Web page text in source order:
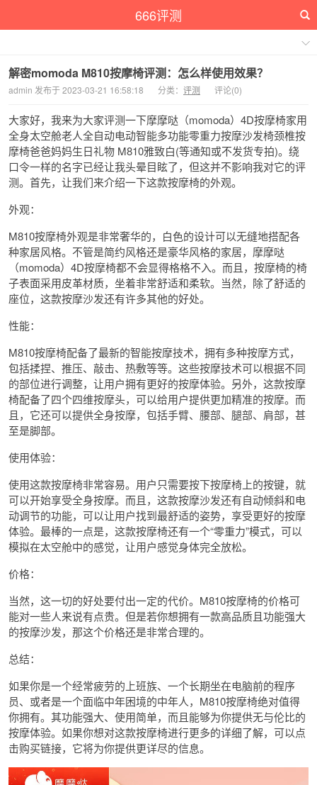
666评测
解密momoda M810按摩椅评测：怎么样使用效果？
admin 发布于 2023-03-21 16:58:18 分类： 评测 评论(0)
大家好，我来为大家评测一下摩摩哒（momoda）4D按摩椅家用
全身太空舱老人全自动电动智能多功能零重力按摩沙发椅颈椎按
摩椅爸爸妈妈生日礼物 M810雅致白(等通知或不发货专拍)。绕
口令一样的名字已经让我头晕目眩了，但这并不影响我对它的评
测。首先，让我们来介绍一下这款按摩椅的外观。
外观：
M810按摩椅外观是非常奢华的，白色的设计可以无缝地搭配各
种家居风格。不管是简约风格还是豪华风格的家居，摩摩哒
（momoda）4D按摩椅都不会显得格格不入。而且，按摩椅的椅
子表面采用皮革材质，坐着非常舒适和柔软。当然，除了舒适的
座位，这款按摩沙发还有许多其他的好处。
性能：
M810按摩椅配备了最新的智能按摩技术，拥有多种按摩方式，
包括揉捏、推压、敲击、热敷等等。这些按摩技术可以根据不同
的部位进行调整，让用户拥有更好的按摩体验。另外，这款按摩
椅配备了四个四维按摩头，可以给用户提供更加精准的按摩。而
且，它还可以提供全身按摩，包括手臂、腰部、腿部、肩部，甚
至是脚部。
使用体验：
使用这款按摩椅非常容易。用户只需要按下按摩椅上的按键，就
可以开始享受全身按摩。而且，这款按摩沙发还有自动倾斜和电
动调节的功能，可以让用户找到最舒适的姿势，享受更好的按摩
体验。最棒的一点是，这款按摩椅还有一个“零重力”模式，可以
模拟在太空舱中的感觉，让用户感觉身体完全放松。
价格：
当然，这一切的好处要付出一定的代价。M810按摩椅的价格可
能对一些人来说有点贵。但是若你想拥有一款高品质且功能强大
的按摩沙发，那这个价格还是非常合理的。
总结：
如果你是一个经常疲劳的上班族、一个长期坐在电脑前的程序
员、或者是一个面临中年困境的中年人，M810按摩椅绝对值得
你拥有。其功能强大、使用简单，而且能够为你提供无与伦比的
按摩体验。如果你想对这款按摩椅进行更多的详细了解，可以点
击购买链接，它将为你提供更详尽的信息。